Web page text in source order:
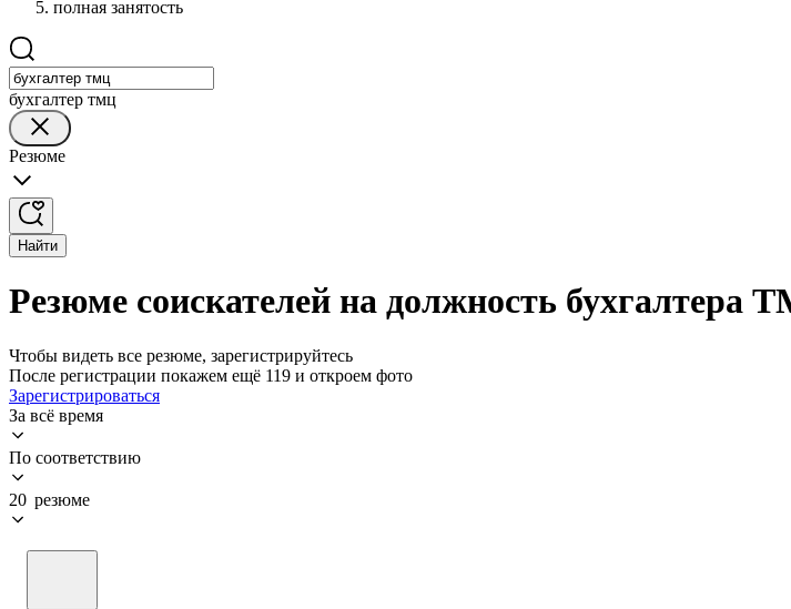
полная занятость
бухгалтер тмц
Резюме
Найти
Резюме соискателей на должность бухгалтера
Чтобы видеть все резюме, зарегистрируйтесь
После регистрации покажем ещё 119 и откроем фото
Зарегистрироваться
За всё время
По соответствию
20 резюме